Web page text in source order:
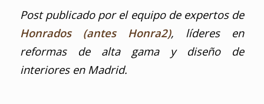
Post publicado por el equipo de expertos de
Honrados (antes Honra2), líderes en
reformas de alta gama y diseño de
interiores en Madrid.